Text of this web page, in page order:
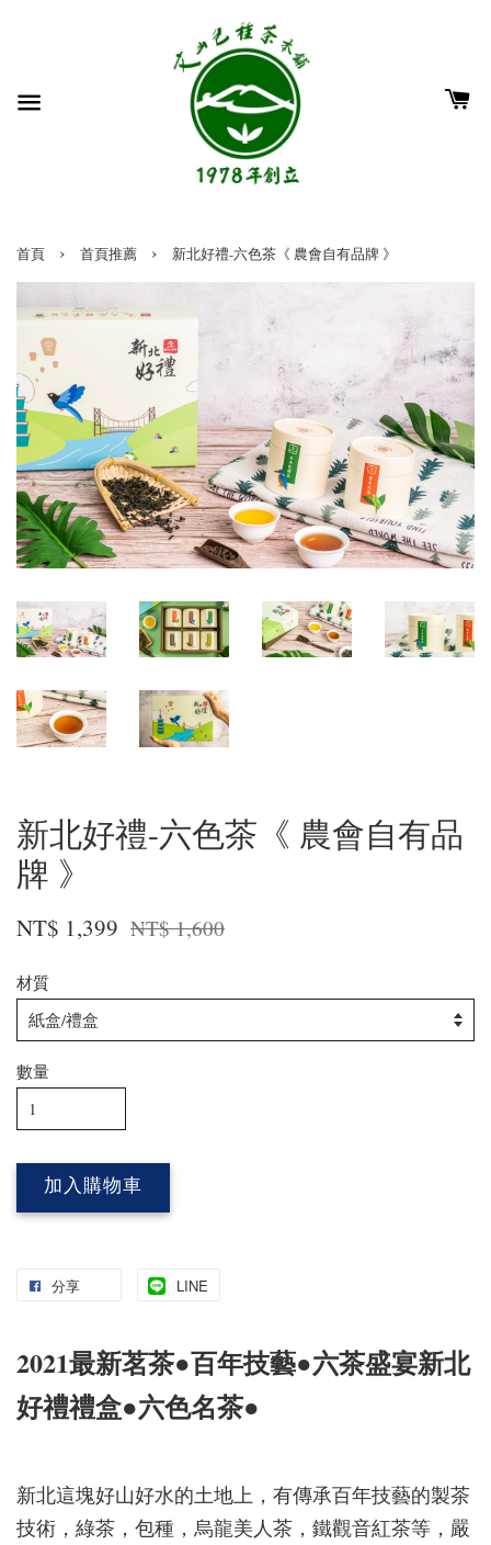
首頁 › 首頁推薦 › 新北好禮-六色茶《 農會自有品牌 》
新北好禮-六色茶《 農會自有品
牌 》
NT$ 1,399 NT$ 1,600
材質
數量
加入購物車
分享 LINE
2021最新茗茶●百年技藝●六茶盛宴新北
好禮禮盒●六色名茶●
新北這塊好山好水的土地上，有傳承百年技藝的製茶
技術，綠茶，包種，烏龍美人茶，鐵觀音紅茶等，嚴